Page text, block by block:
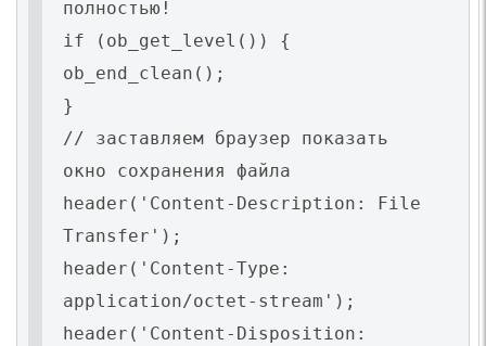
полностью!
if (ob_get_level()) {
ob_end_clean();
}
// заставляем браузер показать
окно сохранения файла
header('Content-Description: File
Transfer');
header('Content-Type:
application/octet-stream');
header('Content-Disposition: